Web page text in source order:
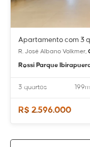
Apartamento com 3
R. José Albano Volkmer,
Rossi Parque
3 quartos
R$ 2.596.000